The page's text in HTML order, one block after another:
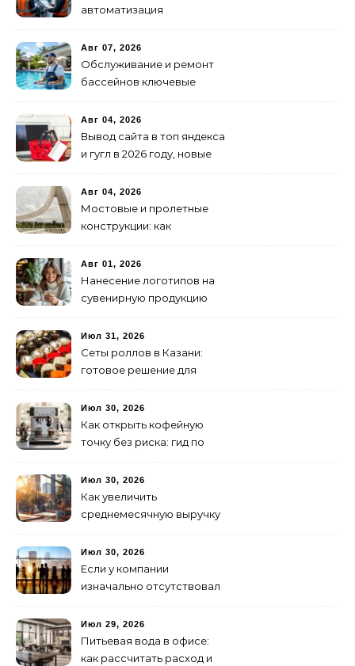
автоматизация
Авг 07, 2026
Обслуживание и ремонт
бассейнов ключевые
Авг 04, 2026
Вывод сайта в топ яндекса
и гугл в 2026 году, новые
Авг 04, 2026
Мостовые и пролетные
конструкции: как
изготовление и поставку
Авг 01, 2026
Нанесение логотипов на
сувенирную продукцию
Июл 31, 2026
Сеты роллов в Казани:
готовое решение для
друзьями
Июл 30, 2026
Как открыть кофейную
точку без риска: гид по
Июл 30, 2026
Как увеличить
среднемесячную выручку
лишних затрат
Июл 30, 2026
Если у компании
изначально отсутствовал
как не утонуть в хаосе
Июл 29, 2026
Питьевая вода в офисе:
как рассчитать расход и